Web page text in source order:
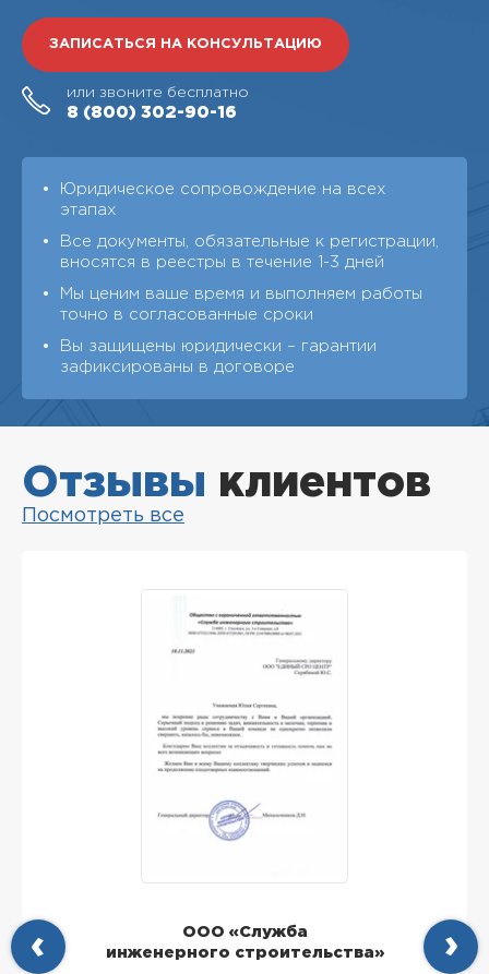
ЗАПИСАТЬСЯ НА КОНСУЛЬТАЦИЮ
или звоните бесплатно
8 (800) 302-90-16
Юридическое сопровождение на всех
этапах
Все документы, обязательные к регистрации,
вносятся в реестры в течение 1-3 дней
Мы ценим ваше время и выполняем работы
точно в согласованные сроки
Вы защищены юридически – гарантии
зафиксированы в договоре
Отзывы клиентов
Посмотреть все
ООО «Служба
инженерного строительства»